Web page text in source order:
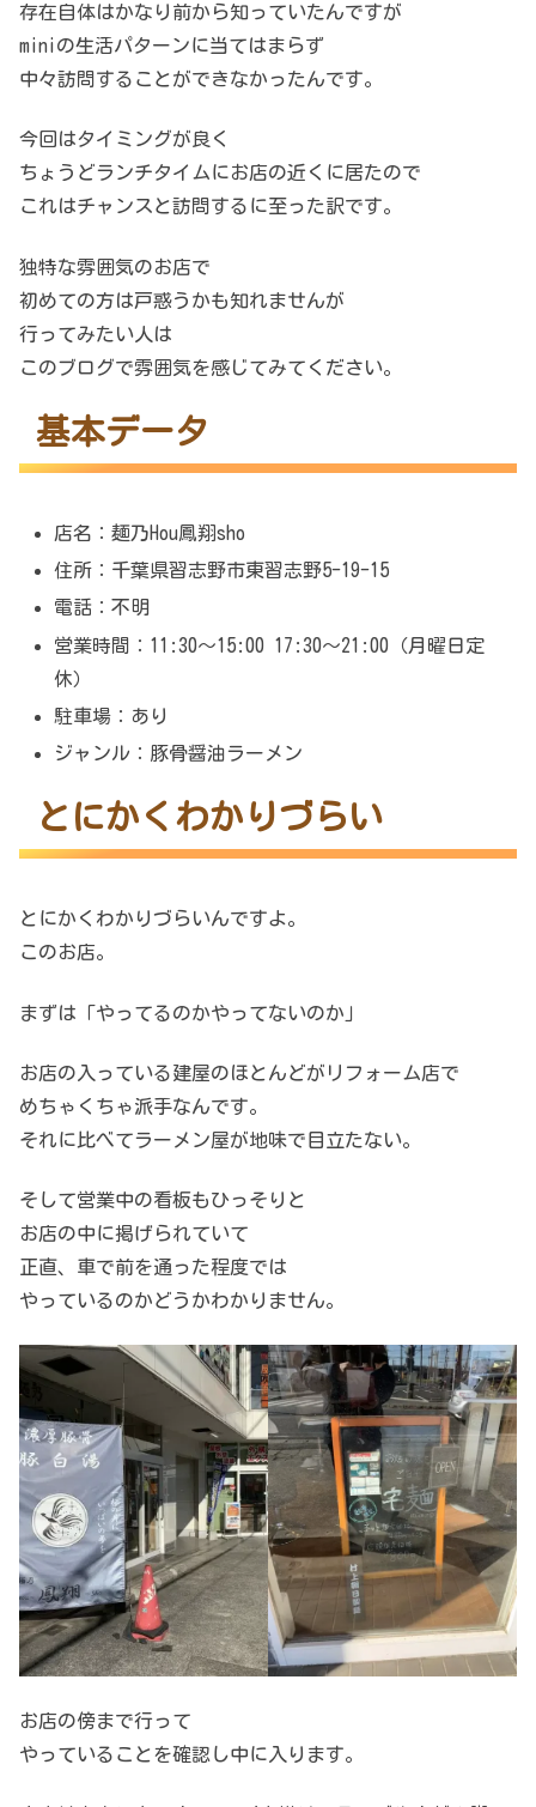
存在自体はかなり前から知っていたんですが
miniの生活パターンに当てはまらず
中々訪問することができなかったんです。
今回はタイミングが良く
ちょうどランチタイムにお店の近くに居たので
これはチャンスと訪問するに至った訳です。
独特な雰囲気のお店で
初めての方は戸惑うかも知れませんが
行ってみたい人は
このブログで雰囲気を感じてみてください。
基本データ
店名：麺乃Hou鳳翔sho
住所：千葉県習志野市東習志野5-19-15
電話：不明
営業時間：11:30～15:00 17:30～21:00（月曜日定
休）
駐車場：あり
ジャンル：豚骨醤油ラーメン
とにかくわかりづらい
とにかくわかりづらいんですよ。
このお店。
まずは「やってるのかやってないのか」
お店の入っている建屋のほとんどがリフォーム店で
めちゃくちゃ派手なんです。
それに比べてラーメン屋が地味で目立たない。
そして営業中の看板もひっそりと
お店の中に掲げられていて
正直、車で前を通った程度では
やっているのかどうかわかりません。
お店の傍まで行って
やっていることを確認し中に入ります。